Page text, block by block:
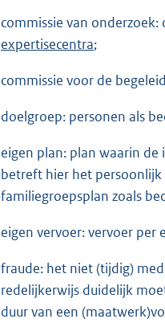
commissie van onderzoek:
expertisecentra;
commissie voor de
doelgroep: personen als
eigen plan: plan waarin
betreft hier het persoonlijk
familiegroepsplan zoals
eigen vervoer: vervoer
fraude: het niet (tijdig)
redelijkerwijs duidelijk
duur van een